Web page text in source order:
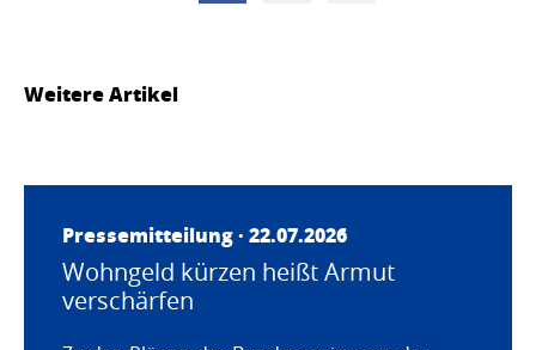
Weitere Artikel
Pressemitteilung · 22.07.2026
Wohngeld kürzen heißt Armut
verschärfen